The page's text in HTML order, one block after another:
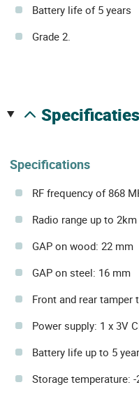
Battery life of 5 years
Grade 2.
specificaties
Specifications
RF frequency of 868
Radio range up to
GAP on wood: 22 mm
GAP on steel: 16 mm
Front and rear tamper
Power supply: 1 x 3V
Battery life up to 5
Storage temperature: -